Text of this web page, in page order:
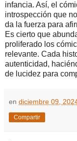
infancia. Así, el
introspección que
da la fuerza para
Es cierto que
proliferado los
relevante. Cada
autenticidad,
de lucidez para
en diciembre 09,
Compartir